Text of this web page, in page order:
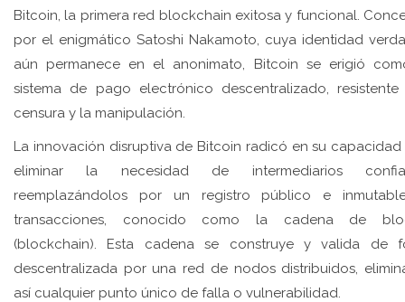
Bitcoin, la primera red blockchain exitosa y funcional.
por el enigmático Satoshi Nakamoto, cuya identidad
aún permanece en el anonimato, Bitcoin se erigió
sistema de pago electrónico descentralizado,
censura y la manipulación.
La innovación disruptiva de Bitcoin radicó en su capacidad
eliminar la necesidad de intermediarios
reemplazándolos por un registro público e
transacciones, conocido como la cadena de
(blockchain). Esta cadena se construye y valida de
descentralizada por una red de nodos distribuidos,
así cualquier punto único de falla o vulnerabilidad.